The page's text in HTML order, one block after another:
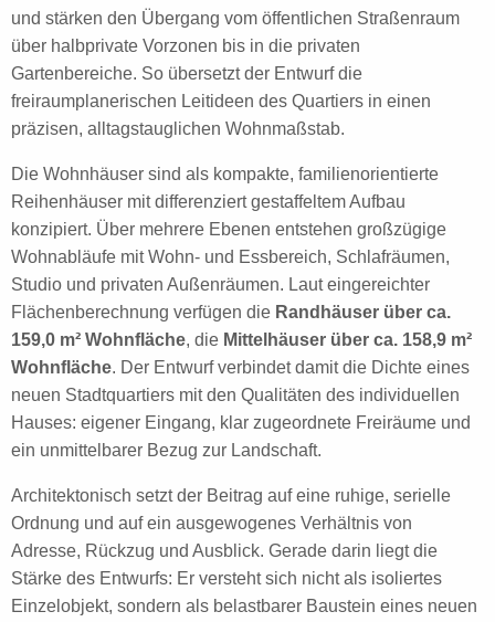
und stärken den Übergang vom öffentlichen Straßenraum
über halbprivate Vorzonen bis in die privaten
Gartenbereiche. So übersetzt der Entwurf die
freiraumplanerischen Leitideen des Quartiers in einen
präzisen, alltagstauglichen Wohnmaßstab.
Die Wohnhäuser sind als kompakte, familienorientierte
Reihenhäuser mit differenziert gestaffeltem Aufbau
konzipiert. Über mehrere Ebenen entstehen großzügige
Wohnabläufe mit Wohn- und Essbereich, Schlafräumen,
Studio und privaten Außenräumen. Laut eingereichter
Flächenberechnung verfügen die Randhäuser über ca.
159,0 m² Wohnfläche, die Mittelhäuser über ca. 158,9 m²
Wohnfläche. Der Entwurf verbindet damit die Dichte eines
neuen Stadtquartiers mit den Qualitäten des individuellen
Hauses: eigener Eingang, klar zugeordnete Freiräume und
ein unmittelbarer Bezug zur Landschaft.
Architektonisch setzt der Beitrag auf eine ruhige, serielle
Ordnung und auf ein ausgewogenes Verhältnis von
Adresse, Rückzug und Ausblick. Gerade darin liegt die
Stärke des Entwurfs: Er versteht sich nicht als isoliertes
Einzelobjekt, sondern als belastbarer Baustein eines neuen